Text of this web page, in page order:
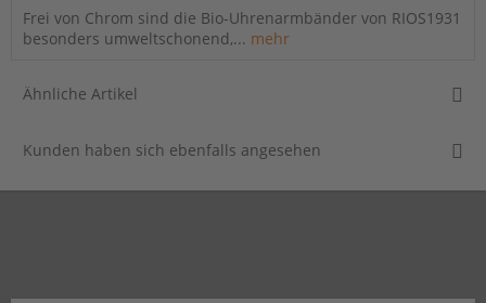
Frei von Chrom sind die Bio-Uhrenarmbänder von RIOS1931
besonders umweltschonend,... mehr
Ähnliche Artikel
Kunden haben sich ebenfalls angesehen